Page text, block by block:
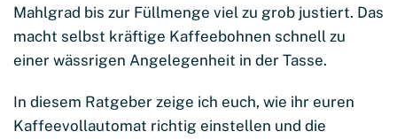
Mahlgrad bis zur Füllmenge viel zu grob justiert. Das
macht selbst kräftige Kaffeebohnen schnell zu
einer wässrigen Angelegenheit in der Tasse.
In diesem Ratgeber zeige ich euch, wie ihr euren
Kaffeevollautomat richtig einstellen und die